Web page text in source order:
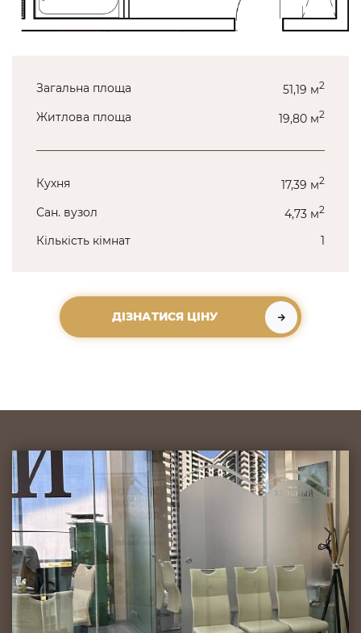
Загальна площа 51,19 м2
Житлова площа 19,80 м2
Кухня 17,39 м2
Сан. вузол 4,73 м2
Кількість кімнат 1
ДІЗНАТИСЯ ЦІНУ